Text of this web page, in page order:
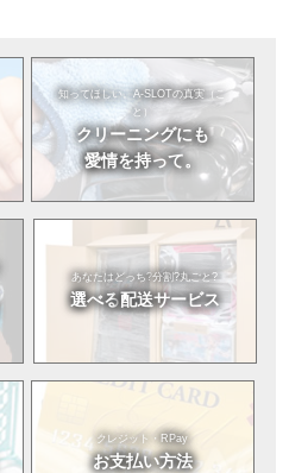
知ってほしい。A-SLOTの真実（こ
と）
クリーニングにも
愛情を持って。
あなたはどっち?分割?丸ごと?
選べる配送サービス
クレジット・RPay
お支払い方法